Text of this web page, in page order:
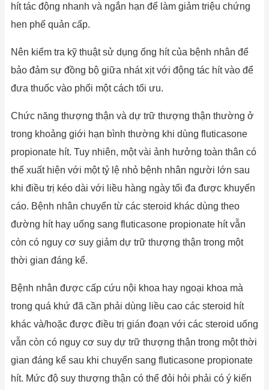
hít tác động nhanh và ngắn hạn để làm giảm triệu chứng
hen phế quản cấp.
Nên kiểm tra kỹ thuật sử dụng ống hít của bệnh nhân để
bảo đảm sự đồng bộ giữa nhát xịt với động tác hít vào để
đưa thuốc vào phổi một cách tối ưu.
Chức năng thượng thận và dự trữ thượng thận thường ở
trong khoảng giới hạn bình thường khi dùng fluticasone
propionate hít. Tuy nhiên, một vài ảnh hưởng toàn thân có
thể xuất hiện với một tỷ lệ nhỏ bệnh nhân người lớn sau
khi điều trị kéo dài với liều hàng ngày tối đa được khuyến
cáo. Bệnh nhân chuyển từ các steroid khác dùng theo
đường hít hay uống sang fluticasone propionate hít vẫn
còn có nguy cơ suy giảm dự trữ thượng thận trong một
thời gian đáng kể.
Bệnh nhân được cấp cứu nội khoa hay ngoại khoa mà
trong quá khứ đã cần phải dùng liều cao các steroid hít
khác và/hoặc được điều trị gián đoạn với các steroid uống
vẫn còn có nguy cơ suy dự trữ thượng thận trong một thời
gian đáng kể sau khi chuyển sang fluticasone propionate
hít. Mức độ suy thượng thận có thể đỏi hỏi phải có ý kiến